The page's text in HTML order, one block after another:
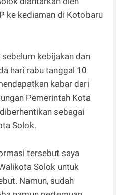
ke kediaman di Kotobaru
kebijakan dan
hari rabu tanggal 10
kabar dari
Pemerintah Kota
sebagai
Solok.
tersebut saya
Solok untuk
Namun, sudah